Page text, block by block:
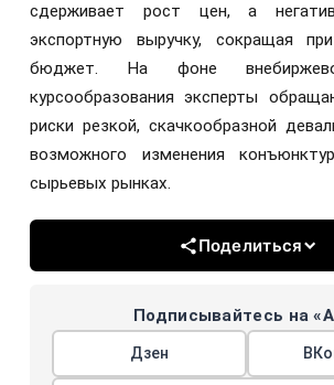
сдерживает рост цен, а
экспортную выручку, сокращая
бюджет. На фоне
курсообразования эксперты
риски резкой, скачкообразной
возможного изменения
сырьевых рынках.
Поделиться
Подписывайтесь на
Дзен